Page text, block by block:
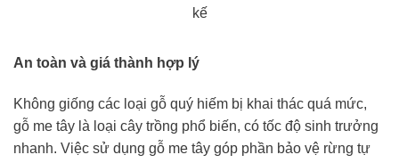
kế
An toàn và giá thành hợp lý
Không giống các loại gỗ quý hiếm bị khai thác quá mức,
gỗ me tây là loại cây trồng phổ biến, có tốc độ sinh trưởng
nhanh. Việc sử dụng gỗ me tây góp phần bảo vệ rừng tự